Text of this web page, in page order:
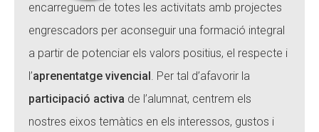
encarreguem de totes les activitats amb projectes
engrescadors per aconseguir una formació integral
a partir de potenciar els valors positius, el respecte i
l’aprenentatge vivencial. Per tal d’afavorir la
participació activa de l’alumnat, centrem els
nostres eixos temàtics en els interessos, gustos i